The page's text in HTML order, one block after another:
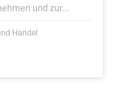
und zur...
Handel